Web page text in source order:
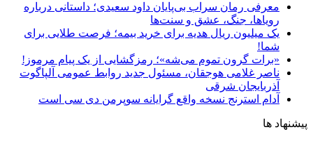
معرفی رمان سراب بی‌پایان داود سعیدی؛ داستانی درباره
رویاها، جنگ، عشق و سنت‌ها
یک میلیون ریال هدیه برای خرید بیمه؛ فرصت طلایی برای
شما!
«برات گرون تموم می‌شه»؛ رمزگشایی از یک پیام مرموز!
ناصر غلامی هوجقان، مسئول جدید روابط عمومی آلپاگوت
آذربایجان شرقی
آدام استرنج نسخه واقع گرایانه سوپرمن دی سی است
پیشنهاد ها